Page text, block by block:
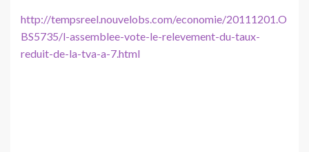
http://tempsreel.nouvelobs.com/economie/20111201.O
BS5735/l-assemblee-vote-le-relevement-du-taux-
reduit-de-la-tva-a-7.html